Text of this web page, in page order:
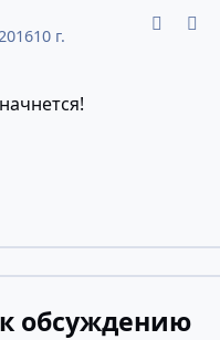
10 г.
обсуждению